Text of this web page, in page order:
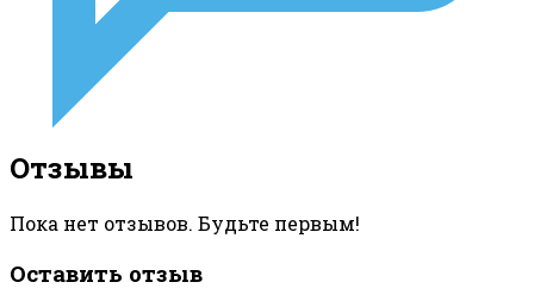
Отзывы
Пока нет отзывов. Будьте первым!
Оставить отзыв